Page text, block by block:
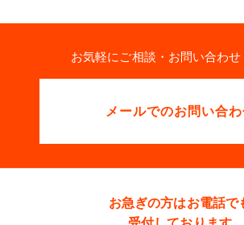
お気軽にご相談・お問い合わせ
メールでのお問い合
お急ぎの方はお電話で